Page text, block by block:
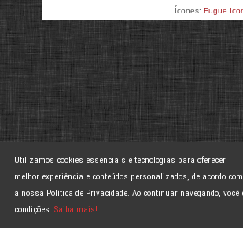
Ícones: Fugue
Utilizamos cookies essenciais e tecnologias para oferecer
melhor experiência e conteúdos personalizados, de acordo com
a nossa Política de Privacidade. Ao continuar navegando, você
condições. Saiba mais!